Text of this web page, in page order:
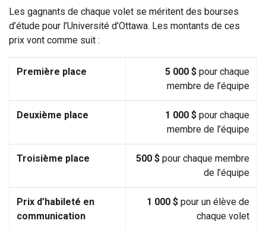
Les gagnants de chaque volet se méritent des bourses
d’étude pour l’Université d’Ottawa. Les montants de ces
prix vont comme suit :
Première place 5 000 $ pour chaque
membre de l’équipe
Deuxième place 1 000 $ pour chaque
membre de l’équipe
Troisième place 500 $ pour chaque membre
de l’équipe
Prix d’habileté en
communication
1 000 $ pour un élève de
chaque volet